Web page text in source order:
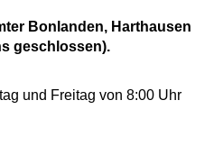
Bonlanden, Harthausen
geschlossen).
und Freitag von 8:00 Uhr